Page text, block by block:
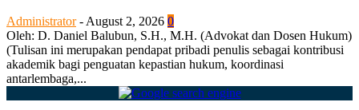
Administrator - August 2, 2026 0
Oleh: D. Daniel Balubun, S.H., M.H. (Advokat dan Dosen Hukum)
(Tulisan ini merupakan pendapat pribadi penulis sebagai kontribusi
akademik bagi penguatan kepastian hukum, koordinasi
antarlembaga,...